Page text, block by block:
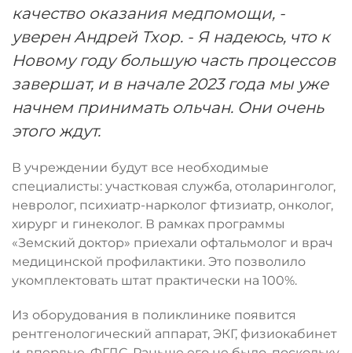
качество оказания медпомощи, -
уверен Андрей Тхор. - Я надеюсь, что к
Новому году большую часть процессов
завершат, и в начале 2023 года мы уже
начнем принимать ольчан. Они очень
этого ждут.
В учреждении будут все необходимые
специалисты: участковая служба, отоларинголог,
невролог, психиатр-нарколог фтизиатр, онколог,
хирург и гинеколог. В рамках программы
«Земский доктор» приехали офтальмолог и врач
медицинской профилактики. Это позволило
укомплектовать штат практически на 100%.
Из оборудования в поликлинике появится
рентгенологический аппарат, ЭКГ, физиокабинет